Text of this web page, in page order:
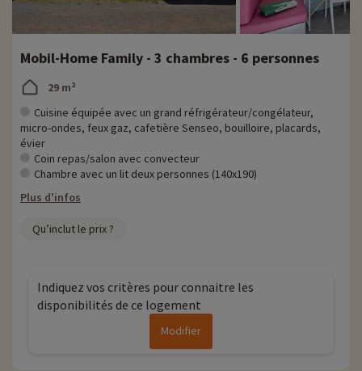
Mobil-Home Family - 3 chambres - 6 personnes
29 m²
Cuisine équipée avec un grand réfrigérateur/congélateur,
micro-ondes, feux gaz, cafetière Senseo, bouilloire, placards,
évier
Coin repas/salon avec convecteur
Chambre avec un lit deux personnes (140x190)
Plus d'infos
Qu’inclut le prix ?
Indiquez vos critères pour connaitre les
disponibilités de ce logement
Modifier